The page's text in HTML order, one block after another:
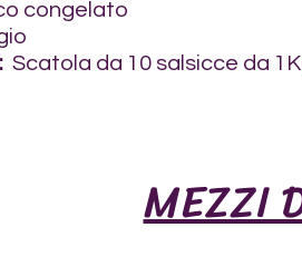
congelato
: Scatola da 10 salsicce da
MEZZI